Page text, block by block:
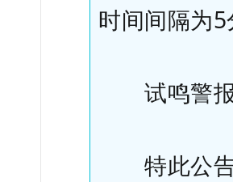
时间间隔为5
试鸣警报
特此公告